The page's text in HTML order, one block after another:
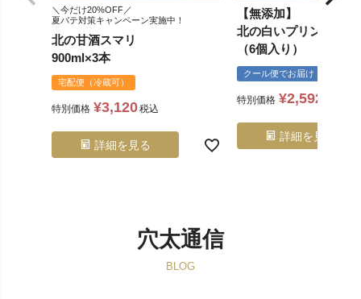
＼今だけ20%OFF／
夏バテ対策キャンペーン実施中！
北の甘酒スマリ
900ml×3本
宅配便（冷蔵可）
特別価格 ¥3,120税込
詳細を見る
【無添加】
北の白いプリン「サル
（6個入り）
クール便でお届け
特別価格 ¥2,592
詳細を見る
穴太通信
BLOG